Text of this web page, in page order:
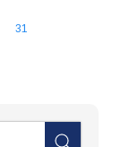
31